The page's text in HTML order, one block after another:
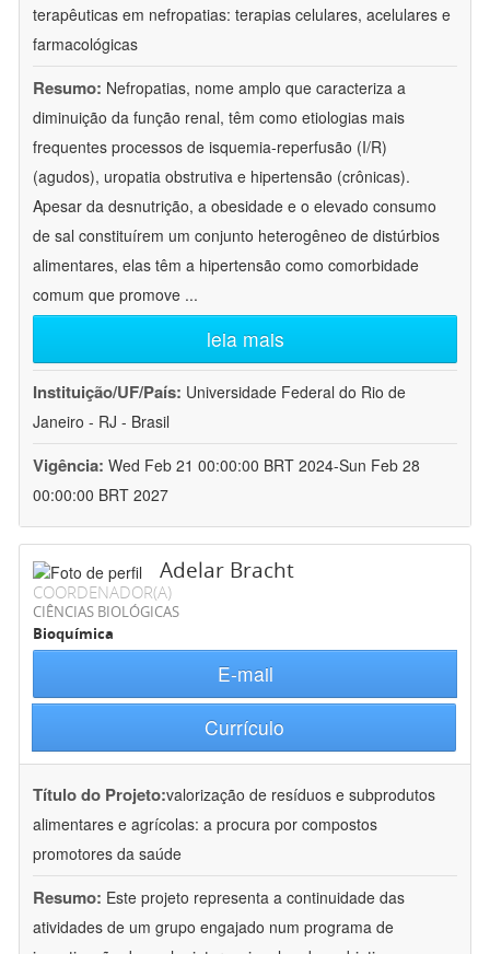
terapêuticas em nefropatias: terapias celulares, acelulares e
farmacológicas
Resumo: Nefropatias, nome amplo que caracteriza a
diminuição da função renal, têm como etiologias mais
frequentes processos de isquemia-reperfusão (I/R)
(agudos), uropatia obstrutiva e hipertensão (crônicas).
Apesar da desnutrição, a obesidade e o elevado consumo
de sal constituírem um conjunto heterogêneo de distúrbios
alimentares, elas têm a hipertensão como comorbidade
comum que promove ...
leia mais
Instituição/UF/País: Universidade Federal do Rio de
Janeiro - RJ - Brasil
Vigência: Wed Feb 21 00:00:00 BRT 2024-Sun Feb 28
00:00:00 BRT 2027
Adelar Bracht
COORDENADOR(A)
CIÊNCIAS BIOLÓGICAS
Bioquímica
E-mail
Currículo
Título do Projeto:valorização de resíduos e subprodutos
alimentares e agrícolas: a procura por compostos
promotores da saúde
Resumo: Este projeto representa a continuidade das
atividades de um grupo engajado num programa de